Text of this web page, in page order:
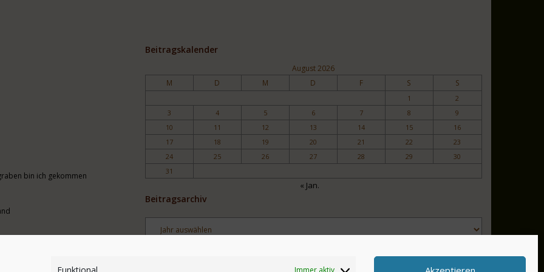
Immer aktiv
bin ich gekommen
Beitragskalender
August 2026
M D M D F S S
1
2
3
4 5 6 7 8
9
10
11 12 13 14 15
16
17
18 19 20 21 22
23
24
25 26 27 28 29
30
31
« Jan.
Beitragsarchiv
Archiv